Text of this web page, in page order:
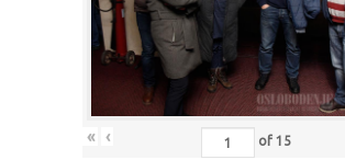
« ‹ of 15